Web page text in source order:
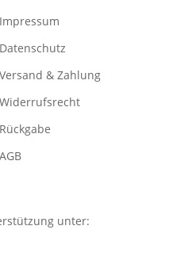
unter:
Impressum
Datenschutz
Versand & Zahlung
Widerrufsrecht
Rückgabe
AGB